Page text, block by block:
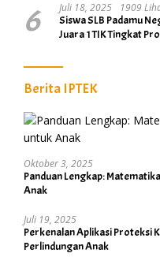
6 Juli 18, 2025
1909
Siswa SLB Padamu
Juara 1 TIK Tingkat
Berita IPTEK
Oktober 3, 2025
Panduan Lengkap:
Anak
Juli 19, 2025
Perkenalan Aplikasi Proteksi
Perlindungan Anak